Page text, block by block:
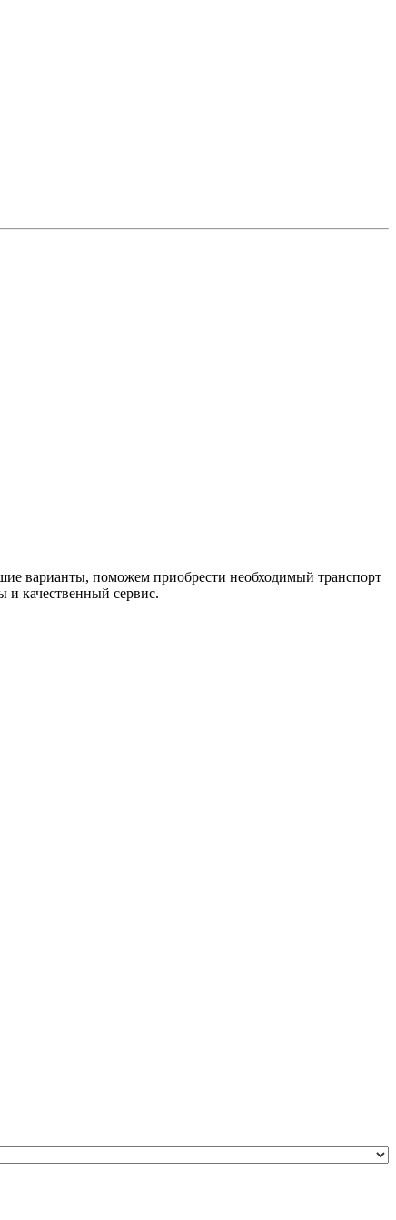
варианты, поможем приобрести необходимый транспорт
и качественный сервис.